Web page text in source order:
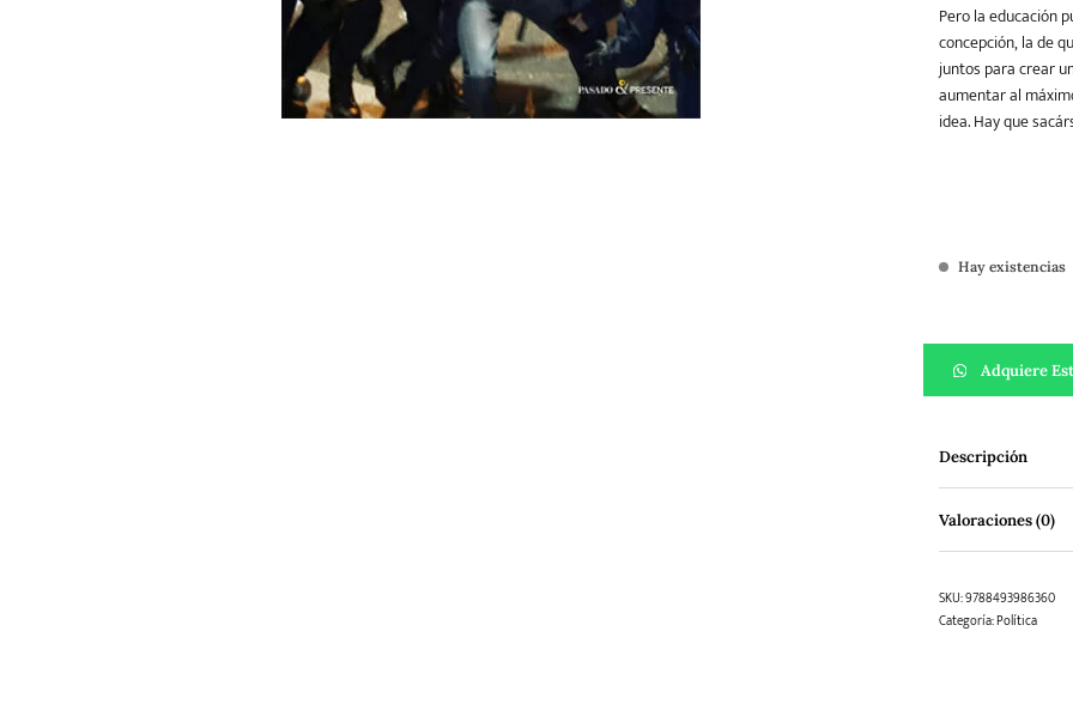
Pero la educación
concepción, la de
juntos para crear
aumentar al
idea. Hay que
Hay existencias
Adquiere
Descripción
Valoraciones (0)
SKU:9788493986360
Categoría:Política